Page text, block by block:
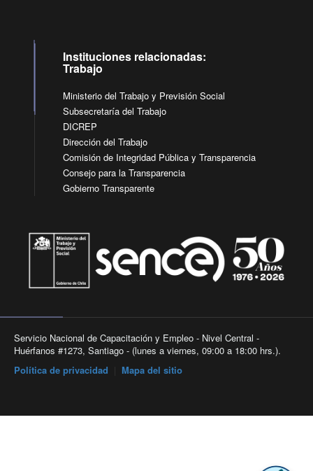
Instituciones relacionadas:
Trabajo
Ministerio del Trabajo y Previsión Social
Subsecretaría del Trabajo
DICREP
Dirección del Trabajo
Comisión de Integridad Pública y Transparencia
Consejo para la Transparencia
Gobierno Transparente
Servicio Nacional de Capacitación y Empleo - Nivel Central -
Huérfanos #1273, Santiago - (lunes a viernes, 09:00 a 18:00 hrs.).
Política de privacidad
Mapa del sitio